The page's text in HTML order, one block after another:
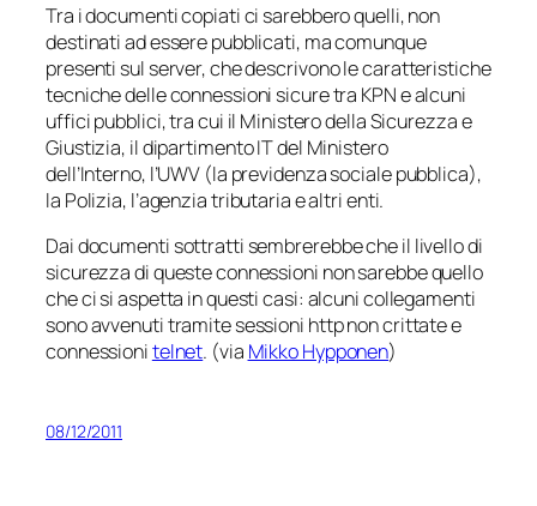
Tra i documenti copiati ci sarebbero quelli, non
destinati ad essere pubblicati, ma comunque
presenti sul server, che descrivono le caratteristiche
tecniche delle connessioni sicure tra KPN e alcuni
uffici pubblici, tra cui il Ministero della Sicurezza e
Giustizia, il dipartimento IT del Ministero
dell’Interno, l’UWV (la previdenza sociale pubblica),
la Polizia, l’agenzia tributaria e altri enti.
Dai documenti sottratti sembrerebbe che il livello di
sicurezza di queste connessioni non sarebbe quello
che ci si aspetta in questi casi: alcuni collegamenti
sono avvenuti tramite sessioni http non crittate e
connessionitelnet. (via Mikko Hypponen)
08/12/2011